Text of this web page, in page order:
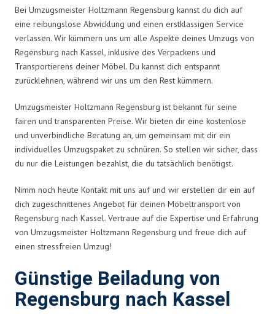
Bei Umzugsmeister Holtzmann Regensburg kannst du dich auf
eine reibungslose Abwicklung und einen erstklassigen Service
verlassen. Wir kümmern uns um alle Aspekte deines Umzugs von
Regensburg nach Kassel, inklusive des Verpackens und
Transportierens deiner Möbel. Du kannst dich entspannt
zurücklehnen, während wir uns um den Rest kümmern.
Umzugsmeister Holtzmann Regensburg ist bekannt für seine
fairen und transparenten Preise. Wir bieten dir eine kostenlose
und unverbindliche Beratung an, um gemeinsam mit dir ein
individuelles Umzugspaket zu schnüren. So stellen wir sicher, dass
du nur die Leistungen bezahlst, die du tatsächlich benötigst.
Nimm noch heute Kontakt mit uns auf und wir erstellen dir ein auf
dich zugeschnittenes Angebot für deinen Möbeltransport von
Regensburg nach Kassel. Vertraue auf die Expertise und Erfahrung
von Umzugsmeister Holtzmann Regensburg und freue dich auf
einen stressfreien Umzug!
Günstige Beiladung von
Regensburg nach Kassel